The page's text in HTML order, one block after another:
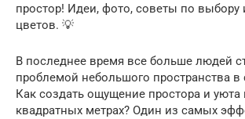
простор! Идеи, фото, советы по выбору
цветов. 💡
В последнее время все больше людей
проблемой небольшого пространства в
Как создать ощущение простора и уюта
квадратных метрах? Один из самых